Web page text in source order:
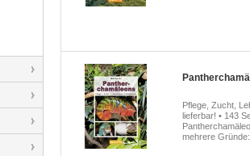
Pflege, Zucht,
lieferbar! • 143
mehrere